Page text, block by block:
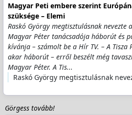
Magyar Peti embere szerint
szüksége – Elemi
Raskó György megtisztulásnak nevezte
Magyar Péter tanácsadója háborút és
kívánja – számolt be a Hír TV. – A Tisza
akar háborút – erről beszélt még
Magyar Péter. A Tis...
Raskó György megtisztulásnak
Görgess tovább!